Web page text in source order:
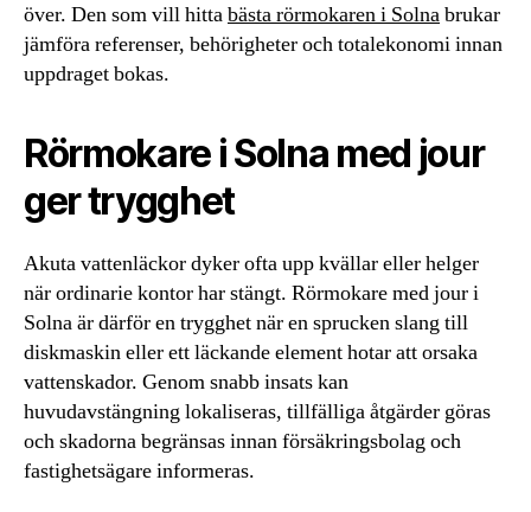
över. Den som vill hittabästa rörmokaren i Solnabrukar
jämföra referenser, behörigheter och totalekonomi innan
uppdraget bokas.
Rörmokare i Solna med jour
ger trygghet
Akuta vattenläckor dyker ofta upp kvällar eller helger
när ordinarie kontor har stängt. Rörmokare med jour i
Solna är därför en trygghet när en sprucken slang till
diskmaskin eller ett läckande element hotar att orsaka
vattenskador. Genom snabb insats kan
huvudavstängning lokaliseras, tillfälliga åtgärder göras
och skadorna begränsas innan försäkringsbolag och
fastighetsägare informeras.